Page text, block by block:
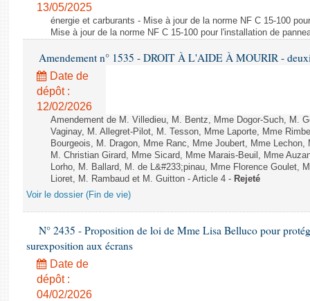
13/05/2025
énergie et carburants - Mise à jour de la norme NF C 15-100
Mise à jour de la norme NF C 15-100 pour l'installation de
Amendement n° 1535 - DROIT À L'AIDE À MOURIR -
Date de
dépôt :
12/02/2026
Amendement de M. Villedieu, M. Bentz, Mme Dogor-Such, M.
Vaginay, M. Allegret-Pilot, M. Tesson, Mme Laporte, Mme
Bourgeois, M. Dragon, Mme Ranc, Mme Joubert, Mme
M. Christian Girard, Mme Sicard, Mme Marais-Beuil, Mme
Lorho, M. Ballard, M. de L&#233;pinau, Mme Florence Goulet,
Lioret, M. Rambaud et M. Guitton - Article 4 - Rejeté
Voir le dossier (Fin de vie)
N° 2435 - Proposition de loi de Mme Lisa Belluco pour
surexposition aux écrans
Date de
dépôt :
04/02/2026